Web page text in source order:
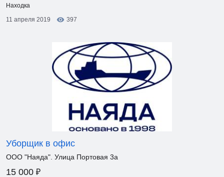
Находка
11 апреля 2019
397
Уборщик в офис
ООО "Наяда". Улица Портовая 3а
15 000 ₽